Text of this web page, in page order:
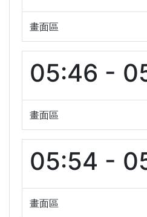
畫面區
05:46 -
畫面區
05:54 -
畫面區